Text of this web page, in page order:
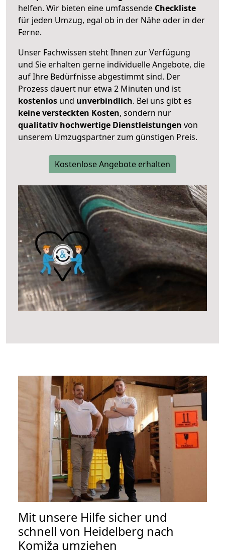
helfen. Wir bieten eine umfassende Checkliste
für jeden Umzug, egal ob in der Nähe oder in der
Ferne.
Unser Fachwissen steht Ihnen zur Verfügung
und Sie erhalten gerne individuelle Angebote, die
auf Ihre Bedürfnisse abgestimmt sind. Der
Prozess dauert nur etwa 2 Minuten und ist
kostenlos und unverbindlich. Bei uns gibt es
keine versteckten Kosten, sondern nur
qualitativ hochwertige Dienstleistungen von
unserem Umzugspartner zum günstigen Preis.
Kostenlose Angebote erhalten
Mit unsere Hilfe sicher und
schnell von Heidelberg nach
Komiža umziehen